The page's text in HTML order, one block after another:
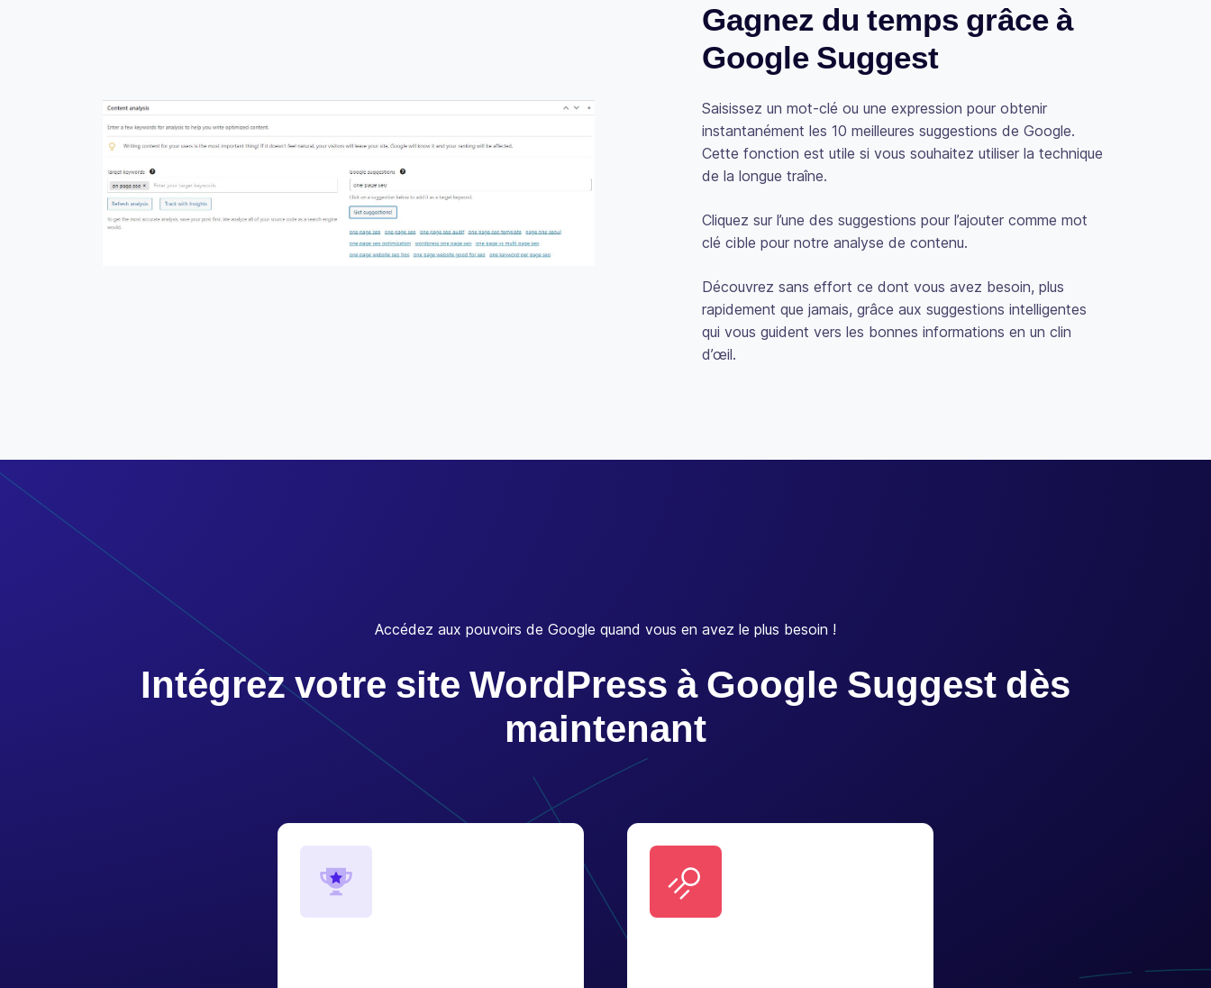
Gagnez du temps grâce à
Google Suggest
Saisissez un mot-clé ou une expression pour obtenir
instantanément les 10 meilleures suggestions de Google.
Cette fonction est utile si vous souhaitez utiliser la technique
de la longue traîne.
Cliquez sur l’une des suggestions pour l’ajouter comme mot
clé cible pour notre analyse de contenu.
Découvrez sans effort ce dont vous avez besoin, plus
rapidement que jamais, grâce aux suggestions intelligentes
qui vous guident vers les bonnes informations en un clin
d’œil.
Accédez aux pouvoirs de Google quand vous en avez le plus besoin !
Intégrez votre site WordPress à Google Suggest dès
maintenant